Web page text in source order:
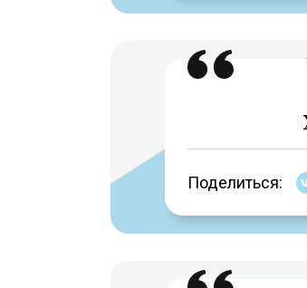
Поделиться: